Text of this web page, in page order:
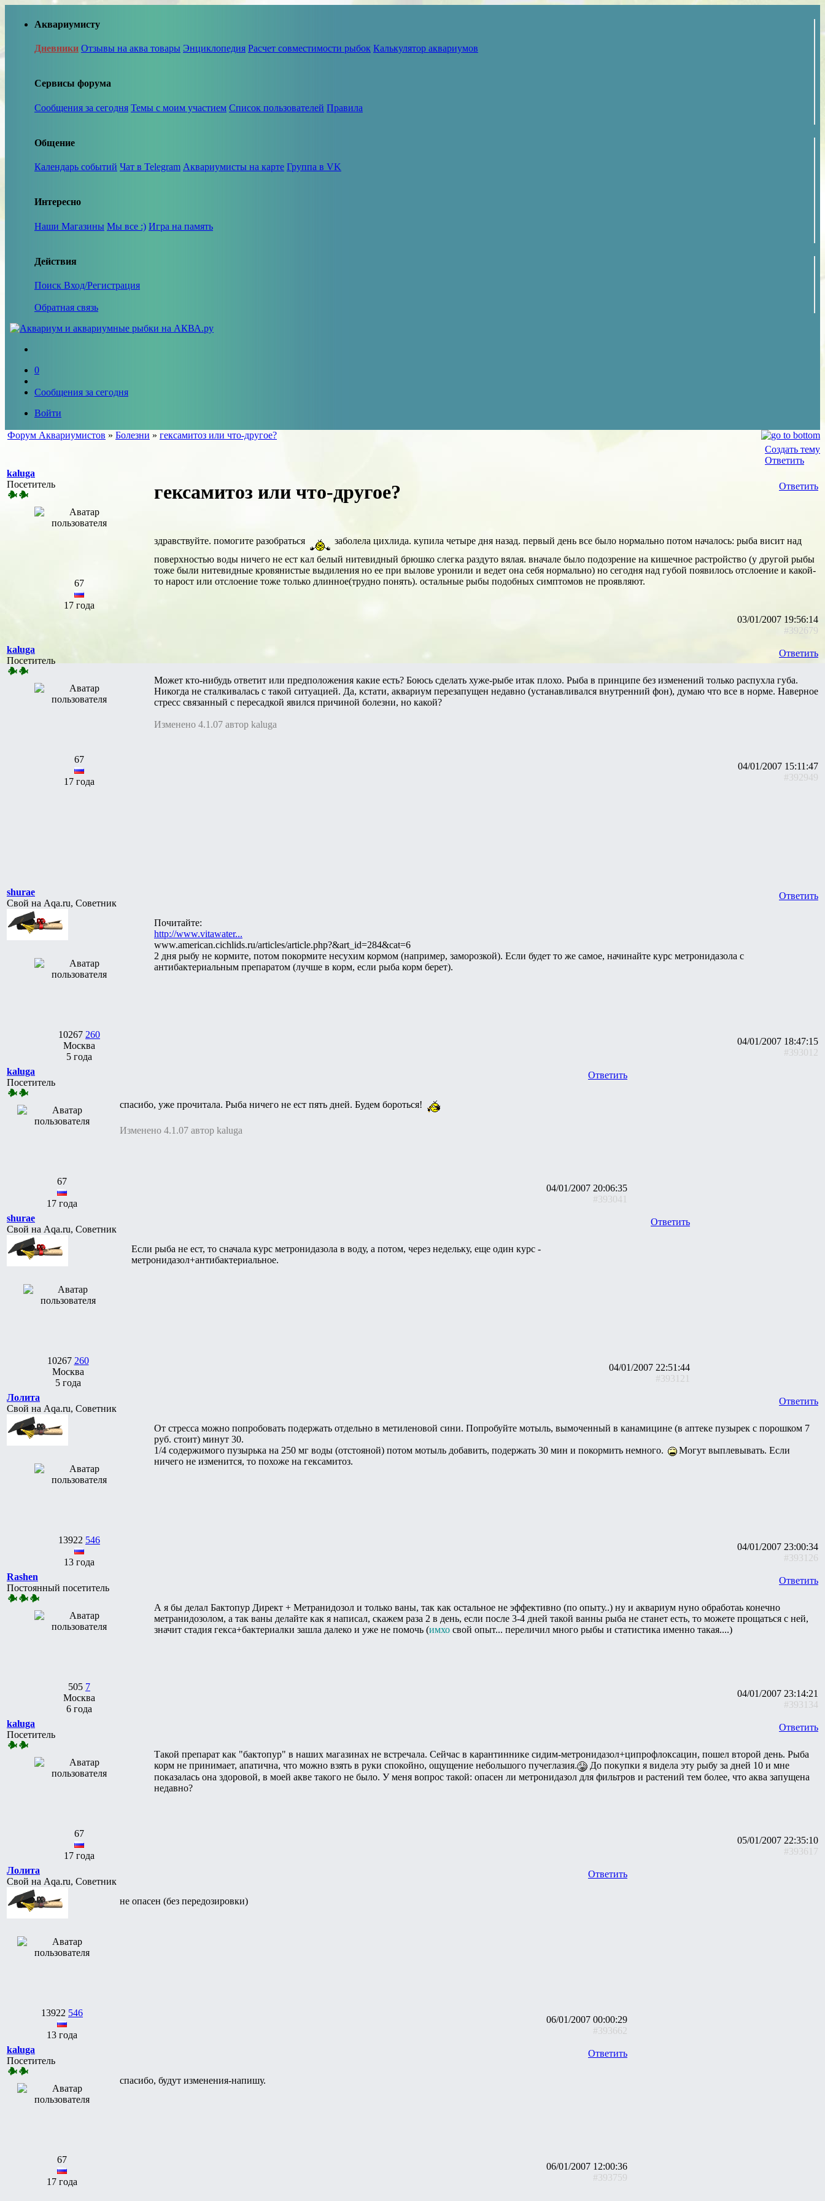
Аквариумисту
Дневники Отзывы на аква товары Энциклопедия Расчет совместимости рыбок Калькулятор аквариумов
Сервисы форума
Сообщения за сегодня Темы с моим участием Список пользователей Правила
Общение
Календарь событий Чат в Telegram Аквариумисты на карте Группа в VK
Интересно
Наши Магазины Мы все :) Игра на память
Действия
Поиск Вход/Регистрация
Обратная связь
0
Сообщения за сегодня
Войти
Форум Аквариумистов » Болезни » гексамитоз или что-другое?
Создать тему
Ответить
kaluga
Посетитель
67
17 года
Ответить
гексамитоз или что-другое?
здравствуйте. помогите разобраться
заболела цихлида. купила четыре дня назад. первый день все было нормально потом началось: рыба висит над
поверхностью воды ничего не ест кал белый нитевидный брюшко слегка раздуто вялая. вначале было подозрение на кишечное растройство (у другой рыбы
тоже были нитевидные кровянистые выдиления но ее при вылове уронили и ведет она себя нормально) но сегодня над губой появилось отслоение и какой-
то нарост или отслоение тоже только длинное(трудно понять). остальные рыбы подобных симптомов не проявляют.
03/01/2007 19:56:14
#392679
kaluga
Посетитель
67
17 года
Ответить
Может кто-нибудь ответит или предположения какие есть? Боюсь сделать хуже-рыбе итак плохо. Рыба в принципе без изменений только распухла губа.
Никогда не сталкивалась с такой ситуацией. Да, кстати, аквариум перезапущен недавно (устанавливался внутренний фон), думаю что все в норме. Наверное
стресс связанный с пересадкой явился причиной болезни, но какой?
Изменено 4.1.07 автор kaluga
04/01/2007 15:11:47
#392949
shurae
Свой на Aqa.ru, Советник
10267 260
Москва
5 года
Ответить
Почитайте:
http://www.vitawater...
www.american.cichlids.ru/articles/article.php?&art_id=284&cat=6
2 дня рыбу не кормите, потом покормите несухим кормом (например, заморозкой). Если будет то же самое, начинайте курс метронидазола с
антибактериальным препаратом (лучше в корм, если рыба корм берет).
04/01/2007 18:47:15
#393012
kaluga
Посетитель
67
17 года
Ответить
спасибо, уже прочитала. Рыба ничего не ест пять дней. Будем бороться!
Изменено 4.1.07 автор kaluga
04/01/2007 20:06:35
#393041
shurae
Свой на Aqa.ru, Советник
10267 260
Москва
5 года
Ответить
Если рыба не ест, то сначала курс метронидазола в воду, а потом, через недельку, еще один курс -
метронидазол+антибактериальное.
04/01/2007 22:51:44
#393121
Лолита
Свой на Aqa.ru, Советник
13922 546
13 года
Ответить
От стресса можно попробовать подержать отдельно в метиленовой сини. Попробуйте мотыль, вымоченный в канамицине (в аптеке пузырек с порошком 7
руб. стоит) минут 30.
1/4 содержимого пузырька на 250 мг воды (отстояной) потом мотыль добавить, подержать 30 мин и покормить немного.
Могут выплевывать. Если
ничего не изменится, то похоже на гексамитоз.
04/01/2007 23:00:34
#393126
Rashen
Постоянный посетитель
505 7
Москва
6 года
Ответить
А я бы делал Бактопур Директ + Метранидозол и только ваны, так как остальное не эффективно (по опыту..) ну и аквариум нуно обработаь конечно
метранидозолом, а так ваны делайте как я написал, скажем раза 2 в день, если после 3-4 дней такой ванны рыба не станет есть, то можете прощаться с ней,
значит стадия гекса+бактериалки зашла далеко и уже не помочь (имхо свой опыт... переличил много рыбы и статистика именно такая....)
04/01/2007 23:14:21
#393134
kaluga
Посетитель
67
17 года
Ответить
Такой препарат как "бактопур" в наших магазинах не встречала. Сейчас в карантиннике сидим-метронидазол+ципрофлоксацин, пошел второй день. Рыба
корм не принимает, апатична, что можно взять в руки спокойно, ощущение небольшого пучеглазия.
До покупки я видела эту рыбу за дней 10 и мне
показалась она здоровой, в моей акве такого не было. У меня вопрос такой: опасен ли метронидазол для фильтров и растений тем более, что аква запущена
недавно?
05/01/2007 22:35:10
#393617
Лолита
Свой на Aqa.ru, Советник
13922 546
13 года
Ответить
не опасен (без передозировки)
06/01/2007 00:00:29
#393662
kaluga
Посетитель
67
17 года
Ответить
спасибо, будут изменения-напишу.
06/01/2007 12:00:36
#393759